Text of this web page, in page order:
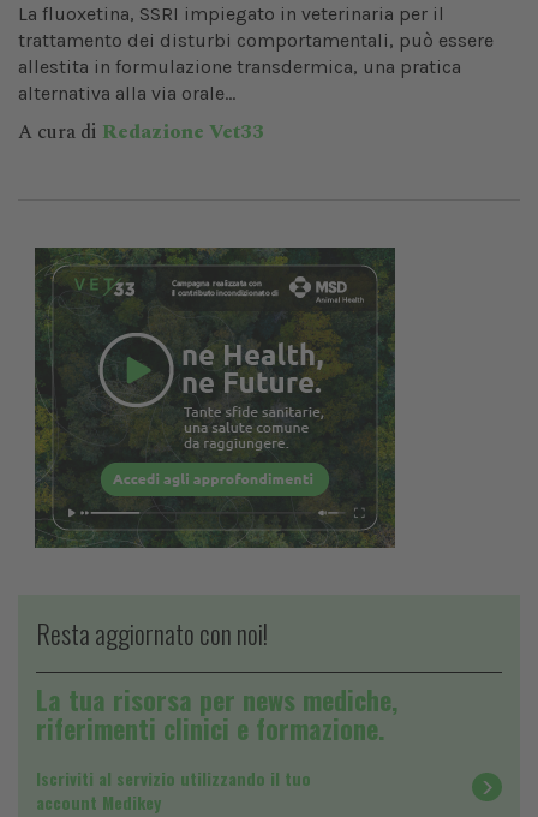
La fluoxetina, SSRI impiegato in veterinaria per il
trattamento dei disturbi comportamentali, può essere
allestita in formulazione transdermica, una pratica
alternativa alla via orale...
A cura di Redazione Vet33
Resta aggiornato con noi!
La tua risorsa per news mediche,
riferimenti clinici e formazione.
Iscriviti al servizio utilizzando il tuo
account Medikey